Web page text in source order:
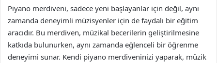
Piyano merdiveni, sadece yeni başlayanlar için değil, aynı
zamanda deneyimli müzisyenler için de faydalı bir eğitim
aracıdır. Bu merdiven, müzikal becerilerin geliştirilmesine
katkıda bulunurken, aynı zamanda eğlenceli bir öğrenme
deneyimi sunar. Kendi piyano merdiveninizi yaparak, müzik